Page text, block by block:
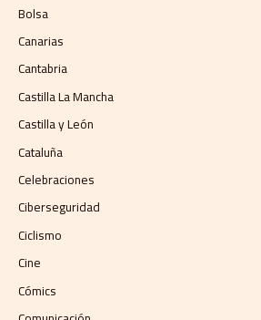
Bolsa
Canarias
Cantabria
Castilla La Mancha
Castilla y León
Cataluña
Celebraciones
Ciberseguridad
Ciclismo
Cine
Cómics